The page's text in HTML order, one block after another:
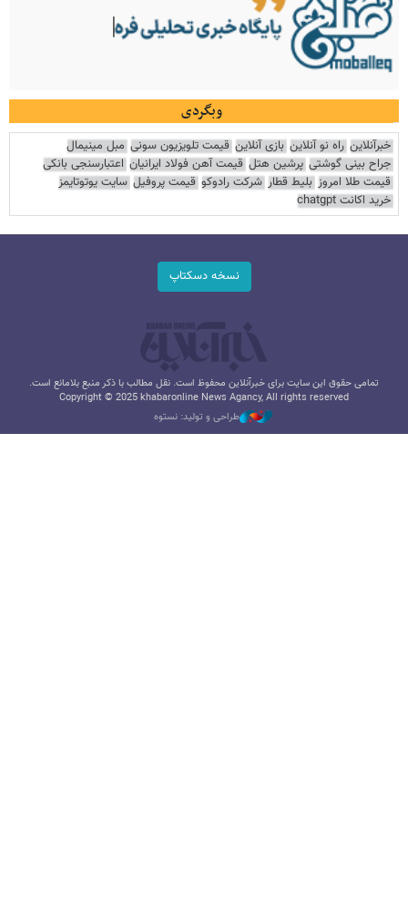
وبگردی
خبرآنلاین راه نو آنلاین بازی آنلاین قیمت تلویزیون سونی مبل مینیمال
جراح بینی گوشتی پرشین هتل قیمت آهن فولاد ایرانیان اعتبارسنجی بانکی
قیمت طلا امروز بلیط قطار شرکت رادوکو قیمت پروفیل سایت یوتوتایمز
خرید اکانت chatgpt
نسخه دسکتاپ
تمامی حقوق این سایت برای خبرآنلاین محفوظ است. نقل مطالب با ذکر منبع بلامانع است.
Copyright © 2025 khabaronline News Agancy, All rights reserved
طراحی و تولید: نستوه